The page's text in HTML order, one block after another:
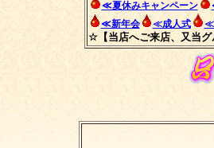
≪夏休みキャンペーン
≪新年会
≪成人式 ≪
☆【当店へご来店、又当グ